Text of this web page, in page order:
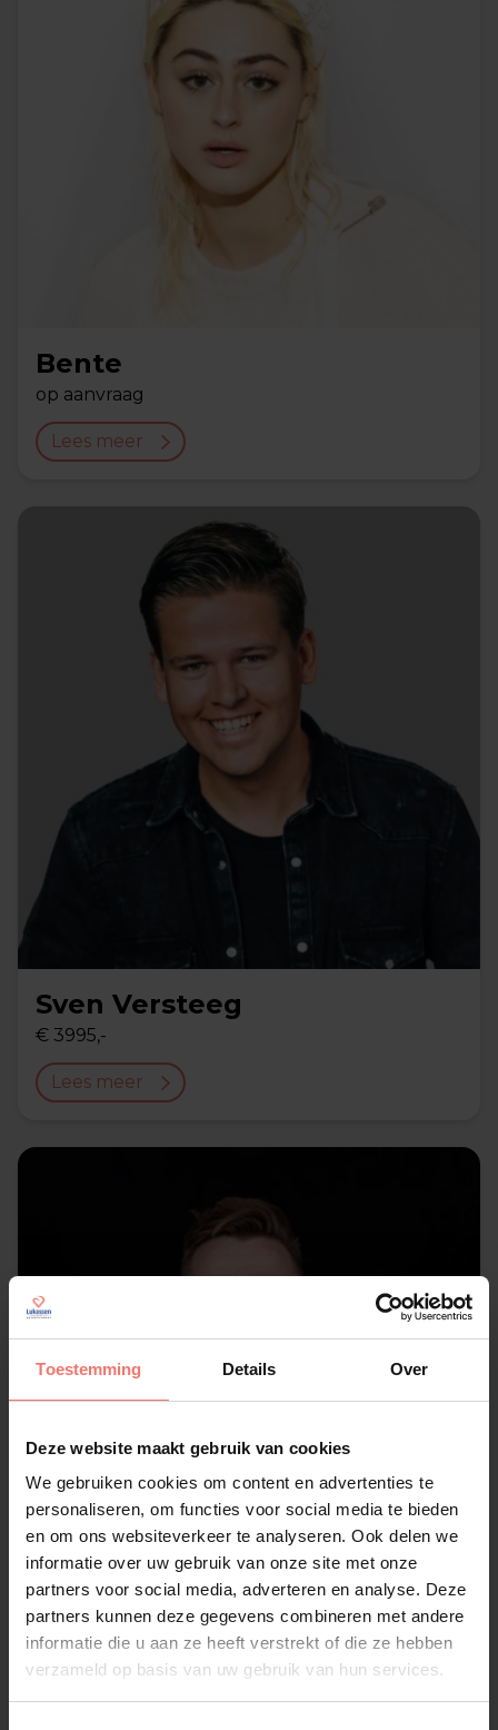
Toestemming Details Over
Deze website maakt gebruik van cookies
We gebruiken cookies om content en advertenties te
personaliseren, om functies voor social media te bieden
en om ons websiteverkeer te analyseren. Ook delen we
informatie over uw gebruik van onze site met onze
partners voor social media, adverteren en analyse. Deze
partners kunnen deze gegevens combineren met andere
informatie die u aan ze heeft verstrekt of die ze hebben
verzameld op basis van uw gebruik van hun services.
Bente
op aanvraag
Lees meer
Sven Versteeg
€ 3995,-
Lees meer
DJ Twan van Leeuwen
€ 895,-